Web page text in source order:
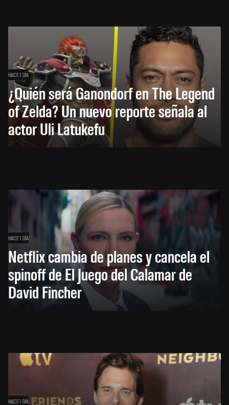
HACE 1 DÍA
¿Quién será Ganondorf en The Legend
of Zelda? Un nuevo reporte señala al
actor Uli Latukefu
HACE 1 DÍA
Netflix cambia de planes y cancela el
spinoff de El Juego del Calamar de
David Fincher
HACE 1 DÍA